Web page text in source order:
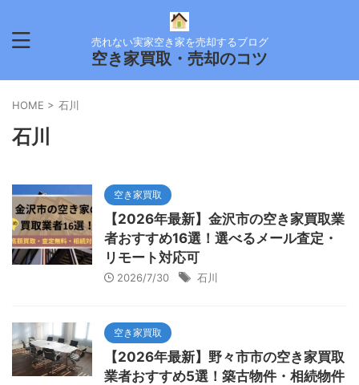
売れない実家空き家を売却するブログ
空き家買取・売却のコツ
HOME > 石川
石川
空き家買取
【2026年最新】金沢市の空き家買取業
者おすすめ16選！選べるメール査定・
リモート対応可
2026/7/30 石川
空き家買取
【2026年最新】野々市市の空き家買取
業者おすすめ5選！築古物件・相続物件